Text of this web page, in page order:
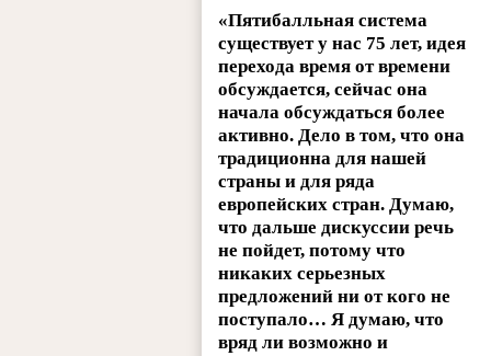
«Пятибалльная система
существует у нас 75 лет, идея
перехода время от времени
обсуждается, сейчас она
начала обсуждаться более
активно. Дело в том, что она
традиционна для нашей
страны и для ряда
европейских стран. Думаю,
что дальше дискуссии речь
не пойдет, потому что
никаких серьезных
предложений ни от кого не
поступало… Я думаю, что
вряд ли возможно и